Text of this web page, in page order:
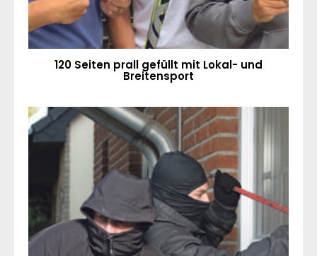
120 Seiten prall gefüllt mit Lokal- und
Breitensport